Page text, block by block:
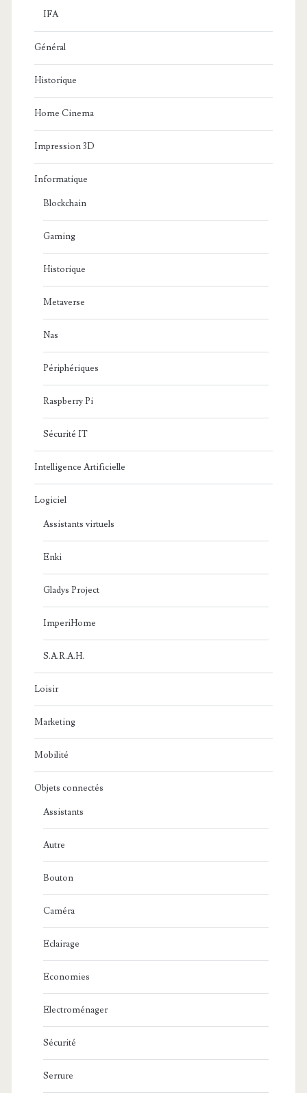
IFA
Général
Historique
Home Cinema
Impression 3D
Informatique
Blockchain
Gaming
Historique
Metaverse
Nas
Périphériques
Raspberry Pi
Sécurité IT
Intelligence Artificielle
Logiciel
Assistants virtuels
Enki
Gladys Project
ImperiHome
S.A.R.A.H.
Loisir
Marketing
Mobilité
Objets connectés
Assistants
Autre
Bouton
Caméra
Eclairage
Economies
Electroménager
Sécurité
Serrure